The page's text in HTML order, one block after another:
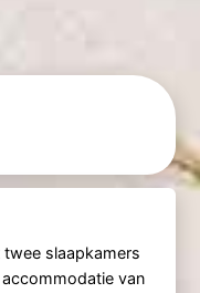
twee slaapkamers
van